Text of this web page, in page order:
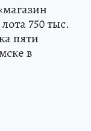
750 тыс.
пяти
в